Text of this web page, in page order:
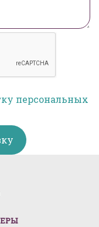
персональных